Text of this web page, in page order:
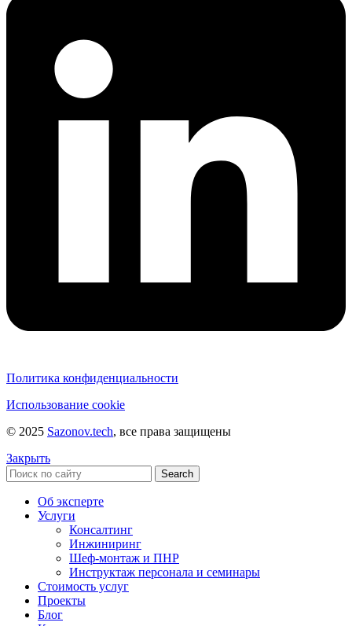
Политика конфиденциальности
Использование cookie
© 2025 Sazonov.tech, все права защищены
Закрыть
Search
Об эксперте
Услуги
Консалтинг
Инжиниринг
Шеф-монтаж и ПНР
Инструктаж персонала и семинары
Стоимость услуг
Проекты
Блог